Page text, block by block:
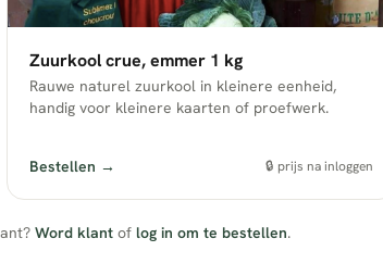
Zuurkool crue, emmer 1 kg
Rauwe naturel zuurkool in kleinere eenheid,
handig voor kleinere kaarten of proefwerk.
Bestellen → 🔒 prijs na inloggen
Word klant of log in om te bestellen.